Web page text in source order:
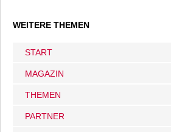
WEITERE THEMEN
START
MAGAZIN
THEMEN
PARTNER